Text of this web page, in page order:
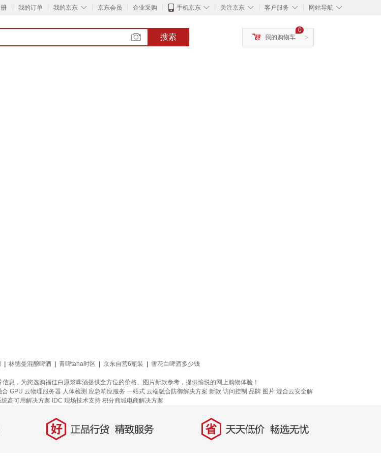
我的订单 ◇
我的京东 京东会员 企业采购 ◇
手机京东 ◇
关注京东 ◇
客户服务 ◇
网站导航
搜索 >
0
我的购物车
林德曼混酿啤酒 青啤taha时区 京东自营6瓶装
雪花白啤酒多少钱
息，为您选购福佳白原浆啤酒提供全方位的价格、图片新款参考，提供愉悦的网上购物体验！
合 GPU 云物理服务器 人体检测 应急响应服务 一站式 云端融合防御解决方案 新款 访问控制 品牌 图片 混合云安全解
统高可用解决方案 IDC 现场技术支持 积分商城电商解决方案
好 正品行货，精致服务 省 天天低价，畅选无忧